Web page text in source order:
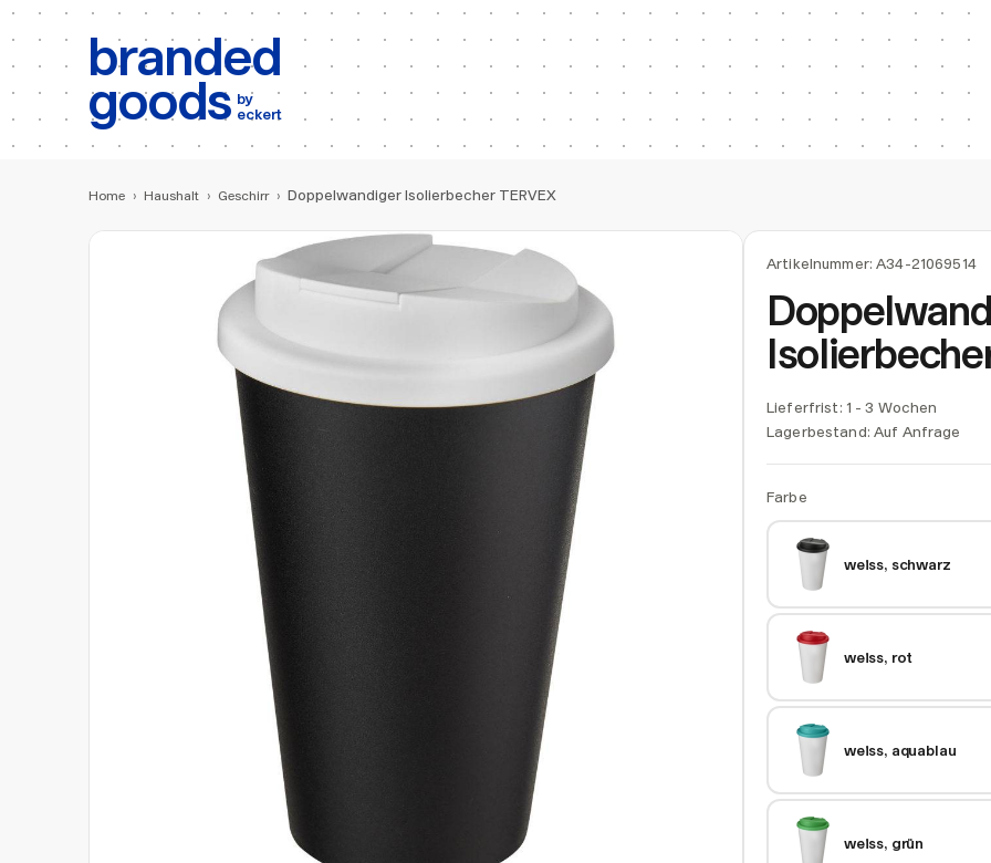
branded
goods by
eckert
b:
Home › Haushalt › Geschirr › Doppelwandiger Isolierbecher TERVEX
Artikelnummer:A34-21069514
Lieferfrist: 1 - 3 Wochen
Lagerbestand: Auf Anfrage
Farbe
weiss, schwarz
weiss, rot
weiss, aquablau
weiss, grün